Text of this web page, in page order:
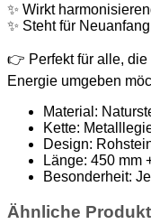
✨ Wirkt
✨ Steht für
👉 Perfekt für alle,
Energie umgeben
Material:
Kette:
Design:
Länge: 450 mm
Besonderheit:
Ähnliche